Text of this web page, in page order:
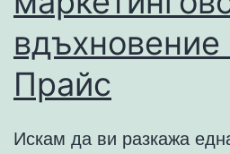
Прайс
Искам да ви разкажа